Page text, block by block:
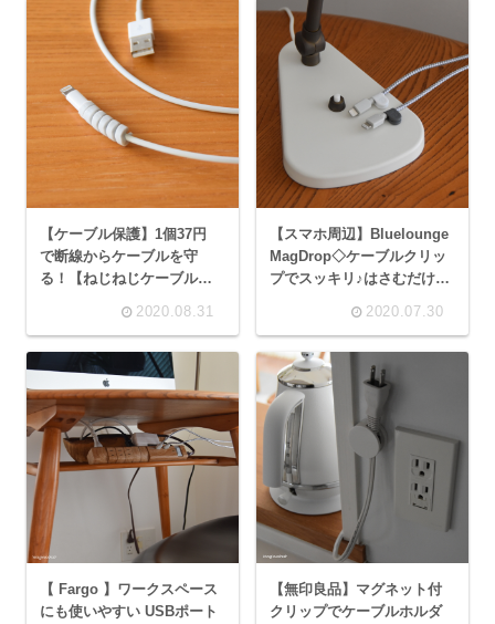
【ケーブル保護】1個37円
で断線からケーブルを守
る！【ねじねじケーブルプ
2020.08.31
【スマホ周辺】Bluelounge
MagDrop◇ケーブルクリッ
プでスッキリ♪はさむだけ取
2020.07.30
【 Fargo 】ワークスペース
にも使いやすい USBポート
【無印良品】マグネット付
クリップでケーブルホルダ